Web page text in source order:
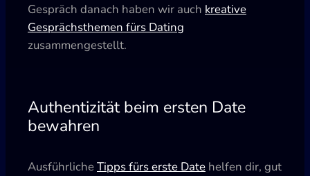
Gespräch danach haben wir auch kreative
Gesprächsthemen fürs Dating
zusammengestellt.
Authentizität beim ersten Date
bewahren
AusführlicheTipps fürs erste Date helfen dir, gut